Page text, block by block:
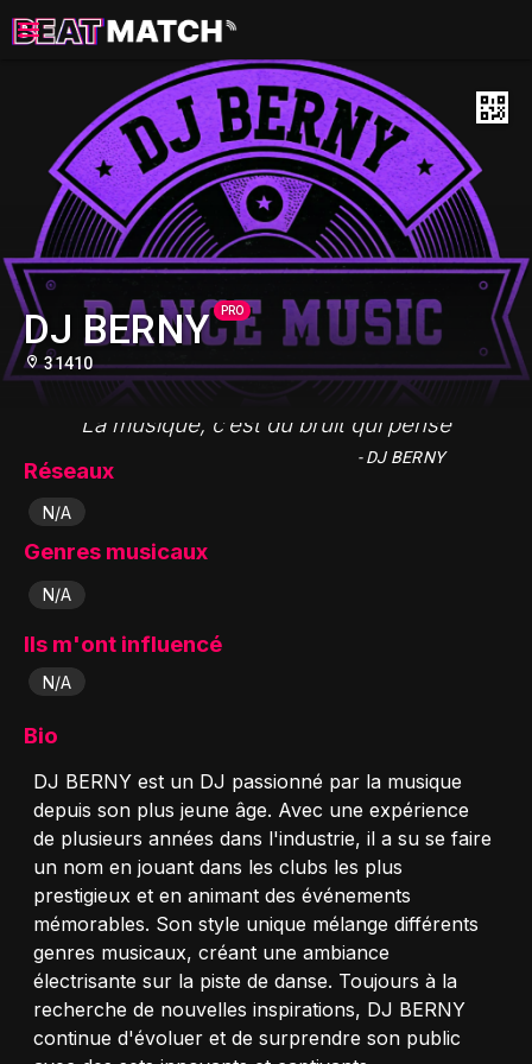
DJ BERNY PRO
31410
"La musique, c’est du bruit qui pense"
- DJ BERNY
Réseaux
N/A
Genres musicaux
N/A
Ils m'ont influencé
N/A
Bio
DJ BERNY est un DJ passionné par la musique
depuis son plus jeune âge. Avec une expérience
de plusieurs années dans l'industrie, il a su se faire
un nom en jouant dans les clubs les plus
prestigieux et en animant des événements
mémorables. Son style unique mélange différents
genres musicaux, créant une ambiance
électrisante sur la piste de danse. Toujours à la
recherche de nouvelles inspirations, DJ BERNY
continue d'évoluer et de surprendre son public